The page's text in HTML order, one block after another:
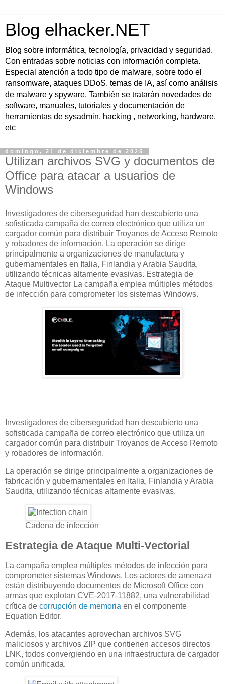
Blog elhacker.NET
Blog sobre informática, tecnología, privacidad y seguridad.
Con entradas sobre noticias con información completa.
Especial atención a todo tipo de malware, sobre todo el
ransomware, ataques DDoS, temas de IA, así como análisis
de malware y spyware. También se tratarán novedades de
software, manuales, tutoriales y documentación de
herramientas de sysadmin, hacking , networking, hardware,
etc
domingo, 21 de diciembre de 2025
Utilizan archivos SVG y documentos de
Office para atacar a usuarios de
Windows
Investigadores de ciberseguridad han descubierto una
sofisticada campaña de correo electrónico que utiliza un
cargador común para distribuir Troyanos de Acceso Remoto
y robadores de información. La operación se dirige
principalmente a organizaciones de manufactura y
gubernamentales en Italia, Finlandia y Arabia Saudita,
utilizando técnicas altamente evasivas. Estrategia de
Ataque Multivector La campaña emplea múltiples métodos
de infección para comprometer los sistemas Windows.
Investigadores de ciberseguridad han descubierto una
sofisticada campaña de correo electrónico que utiliza un
cargador común para distribuir Troyanos de Acceso Remoto
y robadores de información.
La operación se dirige principalmente a organizaciones de
fabricación y gubernamentales en Italia, Finlandia y Arabia
Saudita, utilizando técnicas altamente evasivas.
Cadena de infección
Estrategia de Ataque Multi-Vectorial
La campaña emplea múltiples métodos de infección para
comprometer sistemas Windows. Los actores de amenaza
están distribuyendo documentos de Microsoft Office con
armas que explotan CVE-2017-11882, una vulnerabilidad
crítica de corrupción de memoria en el componente
Equation Editor.
Además, los atacantes aprovechan archivos SVG
maliciosos y archivos ZIP que contienen accesos directos
LNK, todos convergiendo en una infraestructura de cargador
común unificada.